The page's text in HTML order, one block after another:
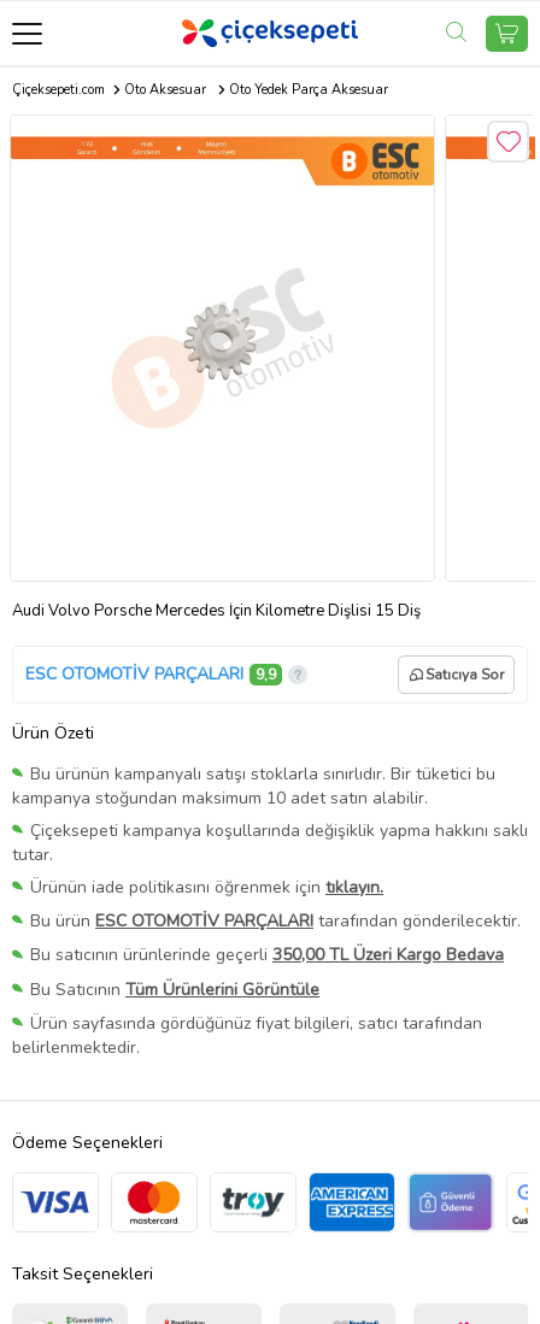
Çiçeksepeti.com Oto Aksesuar Oto Yedek Parça Aksesuar
Audi Volvo Porsche Mercedes İçin Kilometre Dişlisi 15 Diş
ESC OTOMOTİV PARÇALARI 9,9 Satıcıya Sor
Ürün Özeti
Bu ürünün kampanyalı satışı stoklarla sınırlıdır. Bir tüketici bu
kampanya stoğundan maksimum 10 adet satın alabilir.
Çiçeksepeti kampanya koşullarında değişiklik yapma hakkını saklı
tutar.
Ürünün iade politikasını öğrenmek için tıklayın.
Bu ürün ESC OTOMOTİV PARÇALARI tarafından gönderilecektir.
Bu satıcının ürünlerinde geçerli 350,00 TL Üzeri Kargo Bedava
Bu Satıcının Tüm Ürünlerini Görüntüle
Ürün sayfasında gördüğünüz fiyat bilgileri, satıcı tarafından
belirlenmektedir.
Ödeme Seçenekleri
Taksit Seçenekleri